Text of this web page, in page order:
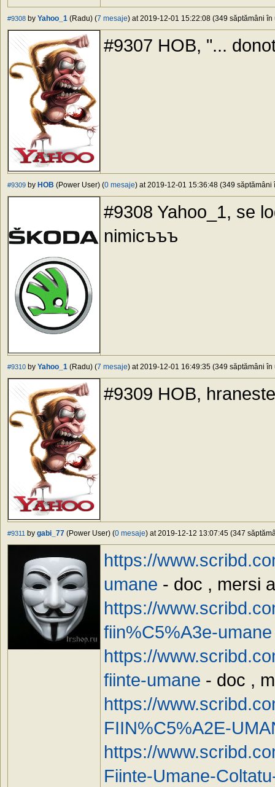
#9308 by Yahoo_1 (Radu) (7 mesaje) at 2019-12-01 15:22:08 (349 săptămâni în
#9307 HOB, "...
#9309 by HOB (Power User) (0 mesaje) at 2019-12-01 15:36:48 (349 săptămâni
#9308 Yahoo_1, se
nimicъъъ
#9310 by Yahoo_1 (Radu) (7 mesaje) at 2019-12-01 16:49:35 (349 săptămâni în
#9309 HOB,
#9311 by gabi_77 (Power User) (0 mesaje) at 2019-12-12 13:07:45 (347
https://
umane - doc , mersi
https://
fiin%C5%A3e-umane
https://
fiinte-umane - doc ,
https://
FIIN%C5%A2E-
https://
Fiinte-Umane-